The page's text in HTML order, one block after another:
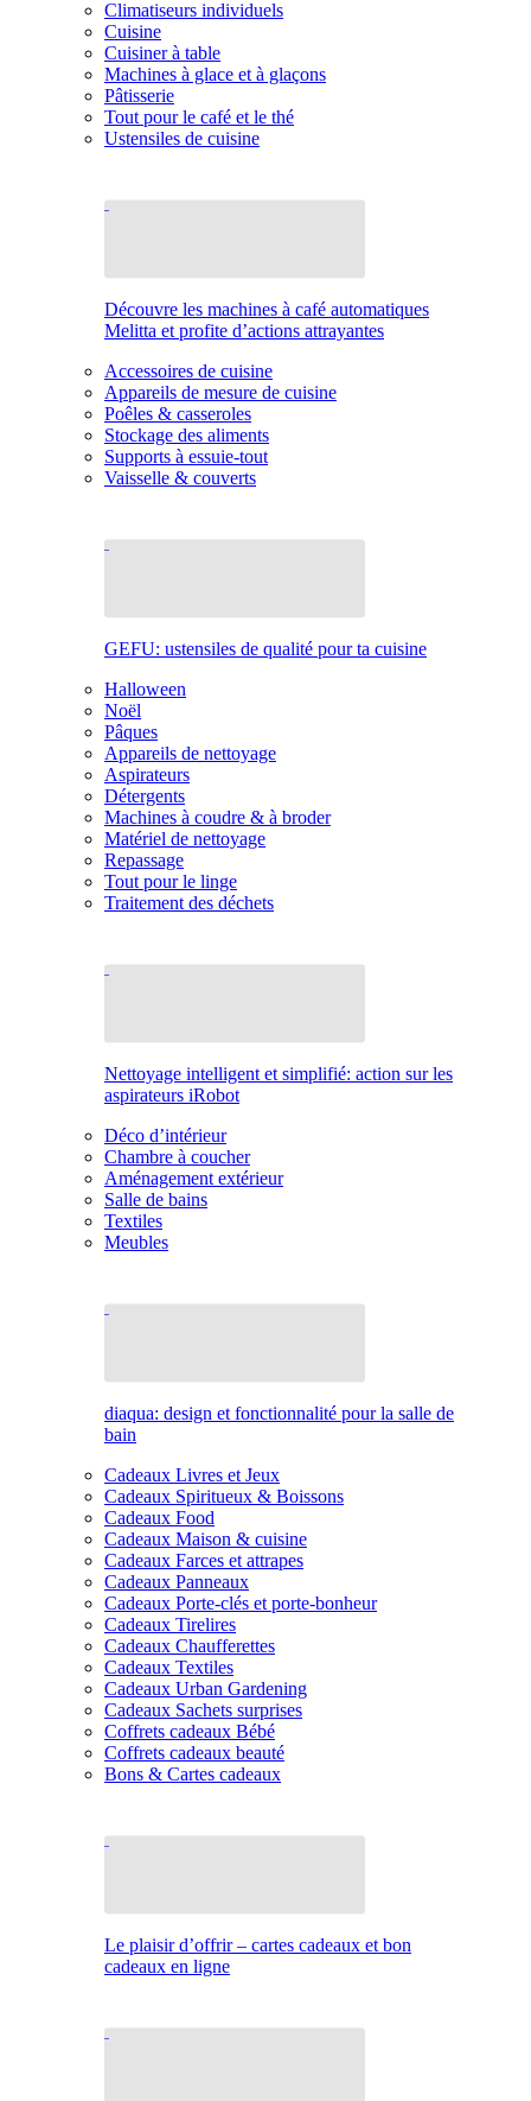
Climatiseurs individuels
Cuisine
Cuisiner à table
Machines à glace et à glaçons
Pâtisserie
Tout pour le café et le thé
Ustensiles de cuisine
Découvre les machines à café automatiques
Melitta et profite d’actions attrayantes
Accessoires de cuisine
Appareils de mesure de cuisine
Poêles & casseroles
Stockage des aliments
Supports à essuie-tout
Vaisselle & couverts
GEFU: ustensiles de qualité pour ta cuisine
Halloween
Noël
Pâques
Appareils de nettoyage
Aspirateurs
Détergents
Machines à coudre & à broder
Matériel de nettoyage
Repassage
Tout pour le linge
Traitement des déchets
Nettoyage intelligent et simplifié: action sur les
aspirateurs iRobot
Déco d’intérieur
Chambre à coucher
Aménagement extérieur
Salle de bains
Textiles
Meubles
diaqua: design et fonctionnalité pour la salle de
bain
Cadeaux Livres et Jeux
Cadeaux Spiritueux & Boissons
Cadeaux Food
Cadeaux Maison & cuisine
Cadeaux Farces et attrapes
Cadeaux Panneaux
Cadeaux Porte-clés et porte-bonheur
Cadeaux Tirelires
Cadeaux Chaufferettes
Cadeaux Textiles
Cadeaux Urban Gardening
Cadeaux Sachets surprises
Coffrets cadeaux Bébé
Coffrets cadeaux beauté
Bons & Cartes cadeaux
Le plaisir d’offrir – cartes cadeaux et bon
cadeaux en ligne